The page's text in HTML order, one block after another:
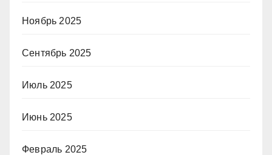
Ноябрь 2025
Сентябрь 2025
Июль 2025
Июнь 2025
Февраль 2025